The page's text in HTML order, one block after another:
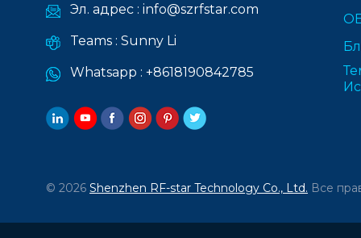
Эл. адрес : info@szrfstar.com
Teams : Sunny Li
Whatsapp : +8618190842785
© 2026 Shenzhen RF-star Technology Co., Ltd. Все